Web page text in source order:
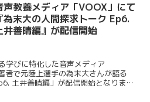
声教養メディア「VOOX」にて
為末大の人間探求トーク Ep6.
井善晴編』が配信開始
学びに特化した音声メディア
者で元陸上選手の為末大さんが語る
土井善晴編」が配信開始となりまし